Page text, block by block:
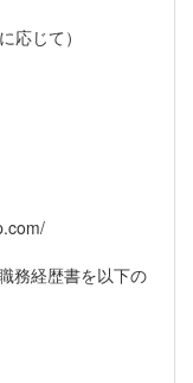
応じて）
務経歴書を以下の